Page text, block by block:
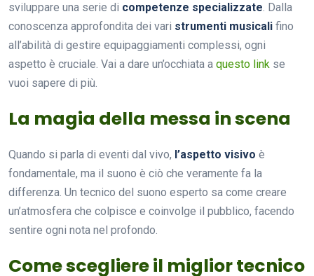
sviluppare una serie di competenze specializzate. Dalla
conoscenza approfondita dei vari strumenti musicali fino
all’abilità di gestire equipaggiamenti complessi, ogni
aspetto è cruciale. Vai a dare un’occhiata a questo link se
vuoi sapere di più.
La magia della messa in scena
Quando si parla di eventi dal vivo, l’aspetto visivo è
fondamentale, ma il suono è ciò che veramente fa la
differenza. Un tecnico del suono esperto sa come creare
un’atmosfera che colpisce e coinvolge il pubblico, facendo
sentire ogni nota nel profondo.
Come scegliere il miglior tecnico